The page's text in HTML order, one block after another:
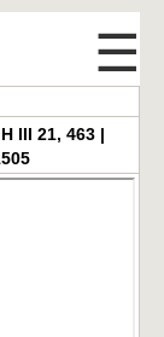
☰
III 21, 463 |